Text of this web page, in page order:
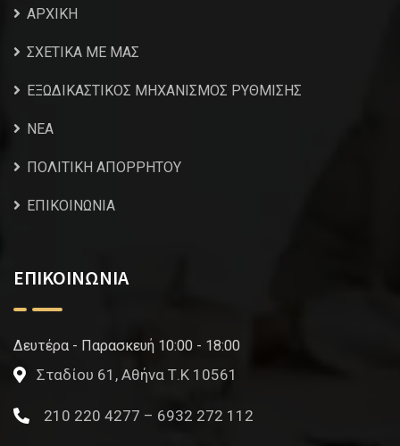
ΑΡΧΙΚΗ
ΣΧΕΤΙΚΑ ΜΕ ΜΑΣ
ΕΞΩΔΙΚΑΣΤΙΚΟΣ ΜΗΧΑΝΙΣΜΟΣ ΡΥΘΜΙΣΗΣ
NEA
ΠΟΛΙΤΙΚΗ ΑΠΟΡΡΗΤΟΥ
ΕΠΙΚΟΙΝΩΝΙΑ
ΕΠΙΚΟΙΝΩΝΙΑ
Δευτέρα - Παρασκευή 10:00 - 18:00
Σταδίου 61, Αθήνα Τ.Κ 10561
210 220 4277 – 6932 272 112